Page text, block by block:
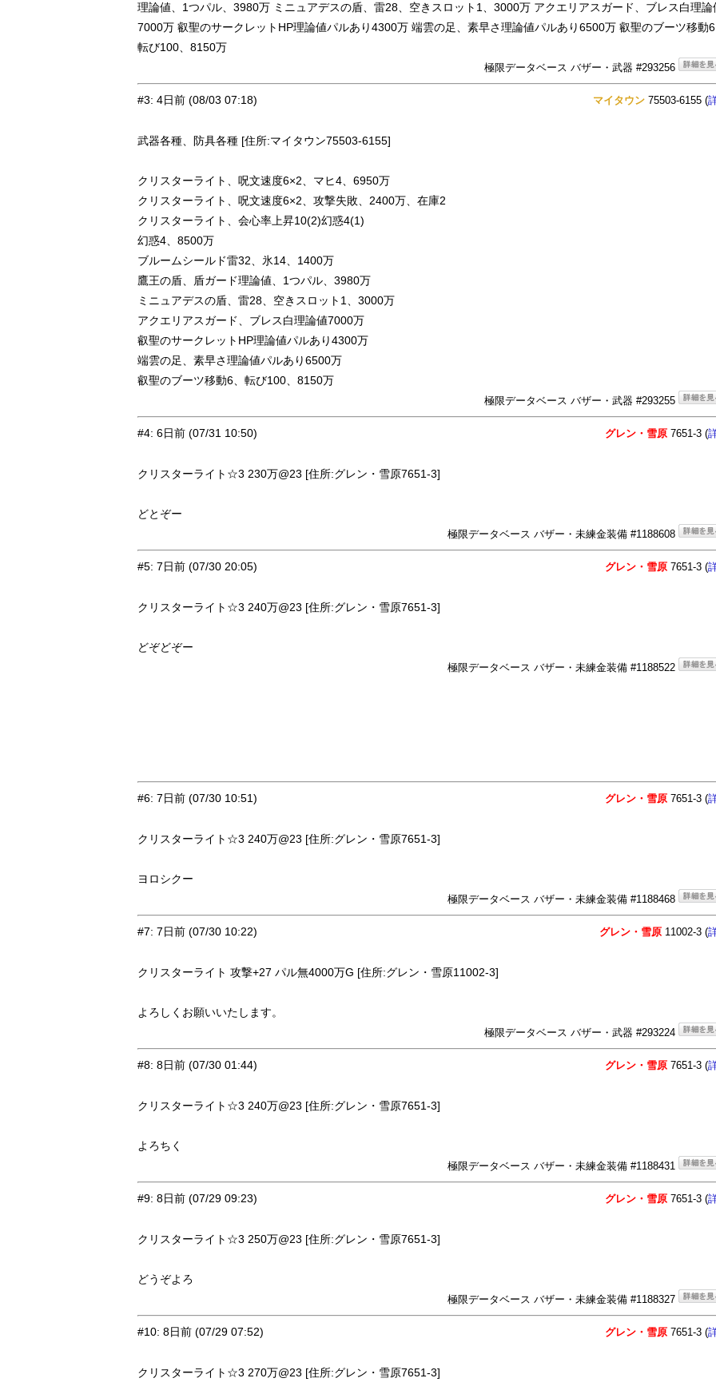
理論値、1つパル、3980万 ミニュアデスの盾、雷28、空きスロット1、3000万 アクエリアスガード、ブレス白理論
7000万 叡聖のサークレットHP理論値パルあり4300万 端雲の足、素早さ理論値パルあり6500万 叡聖のブーツ移動
転び100、8150万
極限データベース バザー・武器 #293256
#3: 4日前 (08/03 07:18) マイタウン 75503-6155 (
武器各種、防具各種 [住所:マイタウン75503-6155]
クリスターライト、呪文速度6×2、マヒ4、6950万
クリスターライト、呪文速度6×2、攻撃失敗、2400万、在庫2
クリスターライト、会心率上昇10(2)幻惑4(1)
幻惑4、8500万
ブルームシールド雷32、氷14、1400万
鷹王の盾、盾ガード理論値、1つパル、3980万
ミニュアデスの盾、雷28、空きスロット1、3000万
アクエリアスガード、ブレス白理論値7000万
叡聖のサークレットHP理論値パルあり4300万
端雲の足、素早さ理論値パルあり6500万
叡聖のブーツ移動6、転び100、8150万
極限データベース バザー・武器 #293255
#4: 6日前 (07/31 10:50) グレン・雪原 7651-3 (
クリスターライト☆3 230万@23 [住所:グレン・雪原7651-3]
どとぞー
極限データベース バザー・未練金装備 #1188608
#5: 7日前 (07/30 20:05) グレン・雪原 7651-3 (
クリスターライト☆3 240万@23 [住所:グレン・雪原7651-3]
どぞどぞー
極限データベース バザー・未練金装備 #1188522
#6: 7日前 (07/30 10:51) グレン・雪原 7651-3 (
クリスターライト☆3 240万@23 [住所:グレン・雪原7651-3]
ヨロシクー
極限データベース バザー・未練金装備 #1188468
#7: 7日前 (07/30 10:22) グレン・雪原 11002-3 (
クリスターライト 攻撃+27 パル無4000万G [住所:グレン・雪原11002-3]
よろしくお願いいたします。
極限データベース バザー・武器 #293224
#8: 8日前 (07/30 01:44) グレン・雪原 7651-3 (
クリスターライト☆3 240万@23 [住所:グレン・雪原7651-3]
よろちく
極限データベース バザー・未練金装備 #1188431
#9: 8日前 (07/29 09:23) グレン・雪原 7651-3 (
クリスターライト☆3 250万@23 [住所:グレン・雪原7651-3]
どうぞよろ
極限データベース バザー・未練金装備 #1188327
#10: 8日前 (07/29 07:52) グレン・雪原 7651-3 (
クリスターライト☆3 270万@23 [住所:グレン・雪原7651-3]